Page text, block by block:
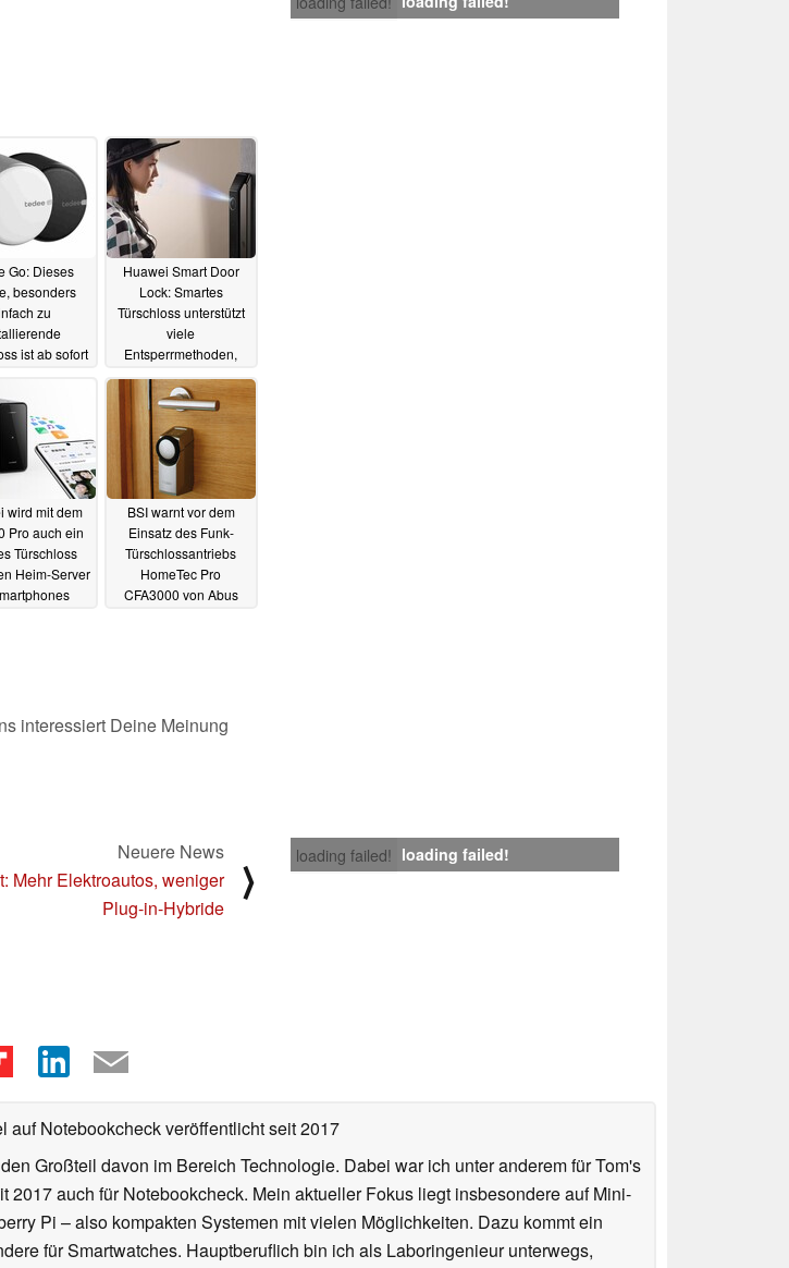
Go: Dieses
besonders
zu
ist ab sofort
Huawei Smart Door
Lock: Smartes
Türschloss unterstützt
viele
Entsperrmethoden,
dreidimensionalen
TOF-Gesichtsscan
23.04.2023
wird mit dem
Pro auch ein
Türschloss
Heim-Server
BSI warnt vor dem
Einsatz des Funk-
Türschlossantriebs
HomeTec Pro
CFA3000 von Abus
interessiert Deine Meinung
loading failed! loading failed!
Neuere News
Mehr Elektroautos, weniger
Plug-in-Hybride
⟩
auf Notebookcheck veröffentlichtseit 2017
Großteil davon im Bereich Technologie. Dabei war ich unter anderem für Tom's
2017 auch für Notebookcheck. Mein aktueller Fokus liegt insbesondere auf Mini-
Pi – also kompakten Systemen mit vielen Möglichkeiten. Dazu kommt ein
für Smartwatches. Hauptberuflich bin ich als Laboringenieur unterwegs,